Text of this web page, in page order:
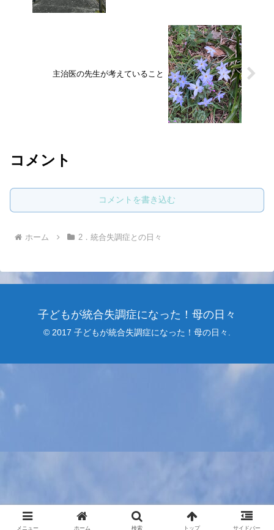
主治医の先生が考えていること
コメント
コメントを書き込む
ホーム 2．統合失調症との日々
子どもが統合失調症になった！母の日々
© 2017 子どもが統合失調症になった！母の日々.
メニュー ホーム 検索 トップ サイドバー